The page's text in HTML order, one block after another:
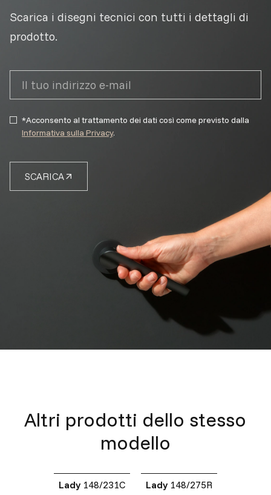
Scarica i disegni tecnici con tutti i dettagli di
prodotto.
SCARICA
*Acconsento al trattamento dei dati così come previsto dalla
Informativa sulla Privacy.
Altri prodotti dello stesso
modello
Lady 148/231C Lady 148/275R